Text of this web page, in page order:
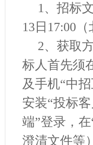
1、招标
13日17:00（
2、获取
标人首先须
及手机“中
安装“投标
端”登录，
澄清文件等